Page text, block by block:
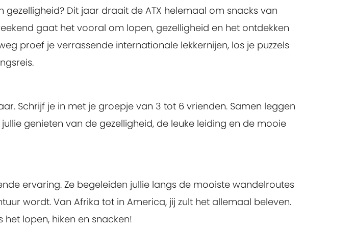
Dit jaar draait de ATX helemaal om snacks van
gaat het vooral om lopen, gezelligheid en het ontdekken
proef je verrassende internationale lekkernijen, los je puzzels
Schrijf je in met je groepje van 3 tot 6 vrienden. Samen leggen
genieten van de gezelligheid, de leuke leiding en de mooie
ervaring. Ze begeleiden jullie langs de mooiste wandelroutes
wordt. Van Afrika tot in America, jij zult het allemaal beleven.
lopen, hiken en snacken!